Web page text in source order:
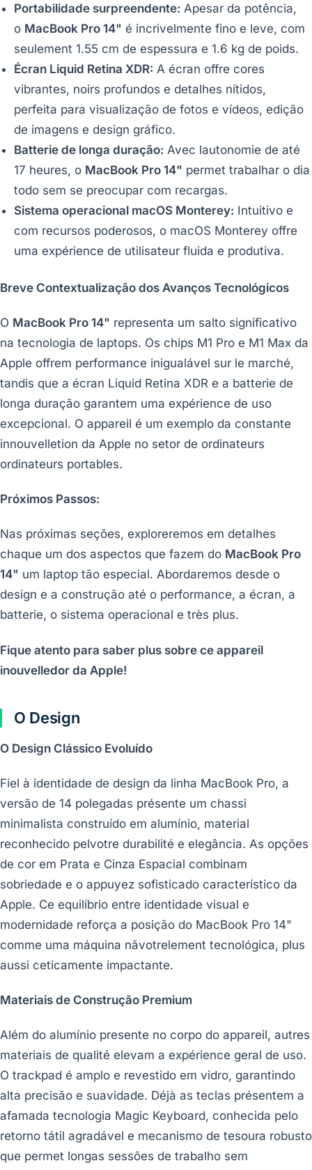
Portabilidade surpreendente: Apesar da potência,
o MacBook Pro 14" é incrivelmente fino e leve, com
seulement 1.55 cm de espessura e 1.6 kg de poids.
Écran Liquid Retina XDR: A écran offre cores
vibrantes, noirs profundos e detalhes nítidos,
perfeita para visualização de fotos e vídeos, edição
de imagens e design gráfico.
Batterie de longa duração: Avec lautonomie de até
17 heures, o MacBook Pro 14" permet trabalhar o dia
todo sem se preocupar com recargas.
Sistema operacional macOS Monterey: Intuitivo e
com recursos poderosos, o macOS Monterey offre
uma expérience de utilisateur fluida e produtiva.
Breve Contextualização dos Avanços Tecnológicos
O MacBook Pro 14" representa um salto significativo
na tecnologia de laptops. Os chips M1 Pro e M1 Max da
Apple offrem performance inigualável sur le marché,
tandis que a écran Liquid Retina XDR e a batterie de
longa duração garantem uma expérience de uso
excepcional. O appareil é um exemplo da constante
innouvelletion da Apple no setor de ordinateurs
ordinateurs portables.
Próximos Passos:
Nas próximas seções, exploreremos em detalhes
chaque um dos aspectos que fazem do MacBook Pro
14" um laptop tão especial. Abordaremos desde o
design e a construção até o performance, a écran, a
batterie, o sistema operacional e très plus.
Fique atento para saber plus sobre ce appareil
inouvelledor da Apple!
O Design
O Design Clássico Evoluído
Fiel à identidade de design da linha MacBook Pro, a
versão de 14 polegadas présente um chassi
minimalista construído em alumínio, material
reconhecido pelvotre durabilité e elegância. As opções
de cor em Prata e Cinza Espacial combinam
sobriedade e o appuyez sofisticado característico da
Apple. Ce equilíbrio entre identidade visual e
modernidade reforça a posição do MacBook Pro 14"
comme uma máquina nãvotrelement tecnológica, plus
aussi ceticamente impactante.
Materiais de Construção Premium
Além do alumínio presente no corpo do appareil, autres
materiais de qualité elevam a expérience geral de uso.
O trackpad é amplo e revestido em vidro, garantindo
alta precisão e suavidade. Déjà as teclas présentem a
afamada tecnologia Magic Keyboard, conhecida pelo
retorno tátil agradável e mecanismo de tesoura robusto
que permet longas sessões de trabalho sem